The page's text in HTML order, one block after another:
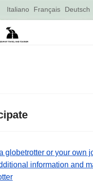
Select your language
Italiano Français Deutsch
globetrotter or your own
information and